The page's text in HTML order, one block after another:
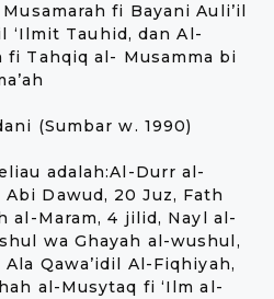
fi Bayani Auli’il
‘Ilmit Tauhid, dan Al-
fi Tahqiq al- Musamma bi
(Sumbar w. 1990)
adalah:Al-Durr al-
Dawud, 20 Juz, Fath
al-Maram, 4 jilid, Nayl al-
wa Ghayah al-wushul,
Qawa’idil Al-Fiqhiyah,
al-Musytaq fi ‘Ilm al-